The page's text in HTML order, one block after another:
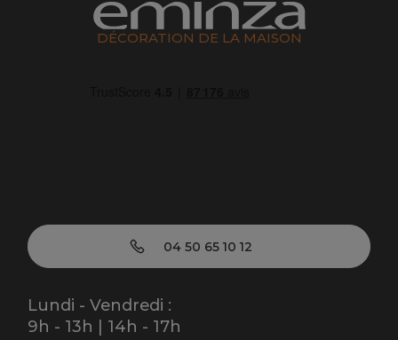
DÉCORATION DE LA MAISON
04 50 65 10 12
Lundi - Vendredi :
9h - 13h | 14h - 17h